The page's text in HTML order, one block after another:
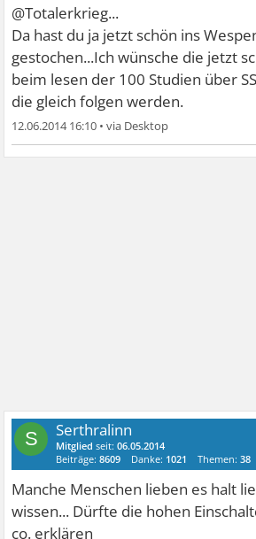
@Totalerkrieg...
Da hast du ja jetzt schön ins
gestochen...Ich wünsche die jetzt
beim lesen der 100 Studien über
die gleich folgen werden.
12.06.2014 16:10 •
S Serthralinn
Mitglied seit:06.05.2014
Beiträge:8609 Danke: 1021 Themen:38
Manche Menschen lieben es halt
wissen... Dürfte die hohen
co. erklären